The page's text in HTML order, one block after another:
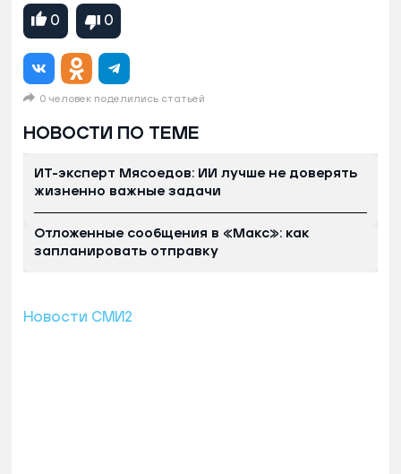
0 0
0 человек поделились статьей
НОВОСТИ ПО ТЕМЕ
ИТ-эксперт Мясоедов: ИИ лучше не доверять
жизненно важные задачи
Отложенные сообщения в «Макс»: как
запланировать отправку
Новости СМИ2